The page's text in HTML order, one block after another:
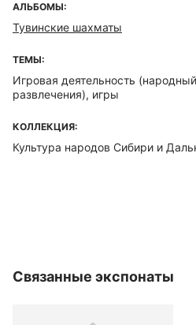
АЛЬБОМЫ:
Тувинские шахматы
ТЕМЫ:
Игровая деятельность
развлечения), игры
КОЛЛЕКЦИЯ:
Культура народов Сибири и
Связанные экспонаты